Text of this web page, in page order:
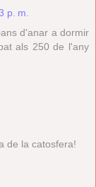
p. m.
d'anar a dormir
als 250 de l'any
de la catosfera!